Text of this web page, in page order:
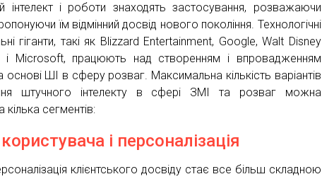
інтелект і роботи знаходять застосування, розважаючи
їм відмінний досвід нового покоління. Технологічні
гіганти, такі як Blizzard Entertainment, Google, Walt Disney
і Microsoft, працюють над створенням і впровадженням
основі ШІ в сферу розваг. Максимальна кількість варіантів
штучного інтелекту в сфері ЗМІ та розваг можна
кілька сегментів:
і персоналізація
клієнтського досвіду стає все більш складною